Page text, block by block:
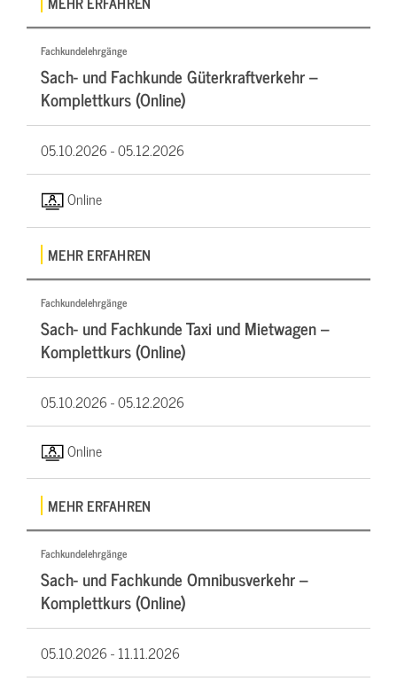
Fachkundelehrgänge
Sach- und Fachkunde Güterkraftverkehr –
Komplettkurs (Online)
05.10.2026 -05.12.2026
Online
MEHR ERFAHREN
Fachkundelehrgänge
Sach- und Fachkunde Taxi und Mietwagen –
Komplettkurs (Online)
05.10.2026 -05.12.2026
Online
MEHR ERFAHREN
Fachkundelehrgänge
Sach- und Fachkunde Omnibusverkehr –
Komplettkurs (Online)
05.10.2026 -11.11.2026